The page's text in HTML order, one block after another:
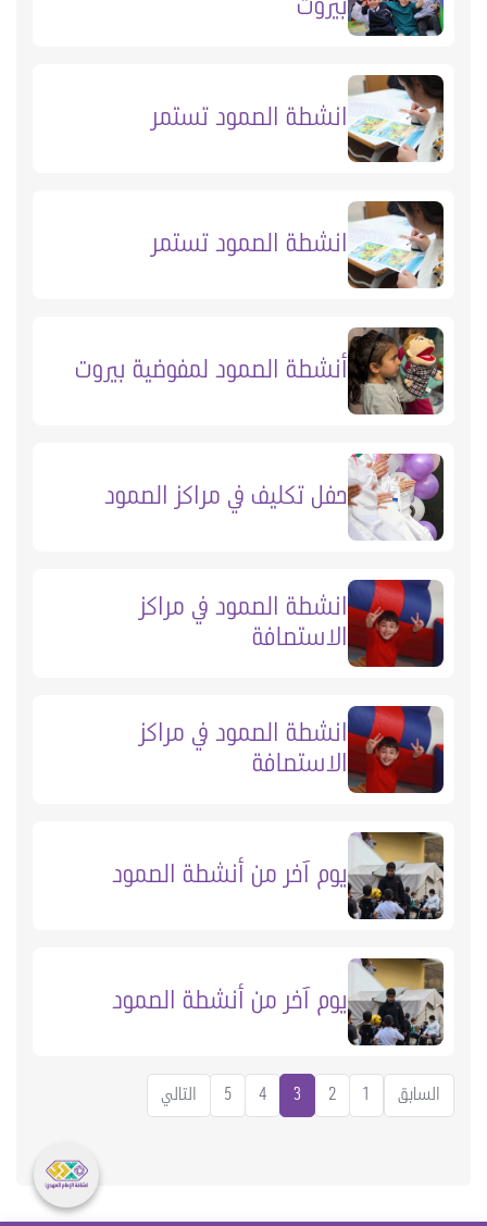
بيروت
انشطة الصمود تستمر
انشطة الصمود تستمر
أنشطة الصمود لمفوضية بيروت
حفل تكليف في مراكز الصمود
انشطة الصمود في مراكز
الاستصافة
انشطة الصمود في مراكز
الاستصافة
يوم آخر من أنشطة الصمود
يوم آخر من أنشطة الصمود
السابق 2
3
4
5 التالي